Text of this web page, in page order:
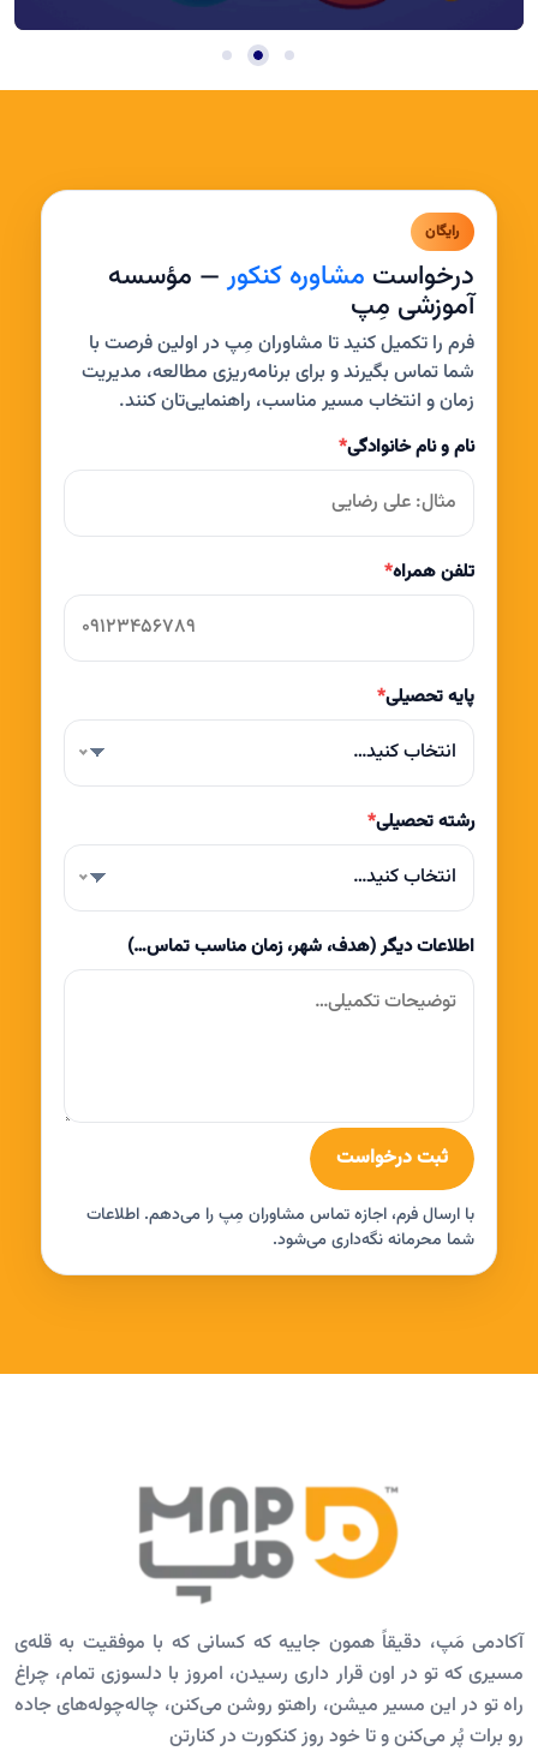
رایگان
درخواست مشاوره کنکور— مؤسسه
آموزشی مِپ
فرم را تکمیل کنید تا مشاوران مِپ در اولین فرصت با
شما تماس بگیرند و برای برنامه‌ریزی مطالعه، مدیریت
زمان و انتخاب مسیر مناسب، راهنمایی‌تان کنند.
نام و نام خانوادگی*
تلفن همراه*
پایه تحصیلی*
انتخاب کنید…
رشته تحصیلی*
انتخاب کنید…
اطلاعات دیگر (هدف، شهر، زمان مناسب تماس…)
ثبت درخواست
با ارسال فرم، اجازه تماس مشاوران مِپ را می‌دهم. اطلاعات
شما محرمانه نگه‌داری می‌شود.
آکادمی مَپ، دقیقاً همون جاییه که کسانی که با موفقیت به قله‌ی
مسیری که تو در اون قرار داری رسیدن، امروز با دلسوزی تمام، چراغ
راه تو در این مسیر میشن، راهتو روشن می‌کنن، چاله‌چوله‌های جاده
رو برات پُر می‌کنن و تا خود روز کنکورت در کنارتن